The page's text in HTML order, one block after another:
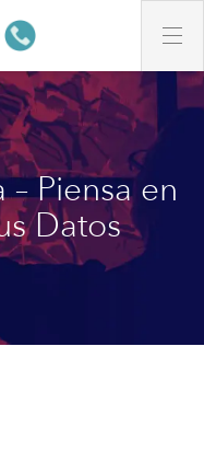
Piensa en
Datos